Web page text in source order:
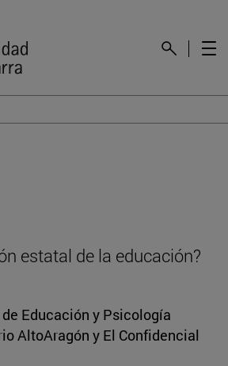
estatal de la educación?
Educación y Psicología
AltoAragón y El Confidencial